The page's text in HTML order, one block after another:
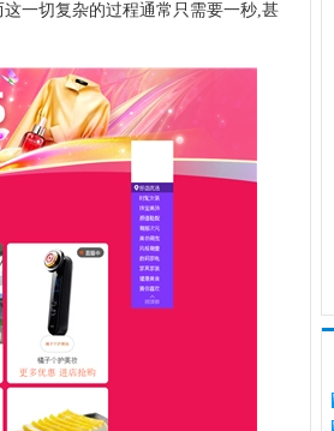
一切复杂的过程通常只需要一秒,甚